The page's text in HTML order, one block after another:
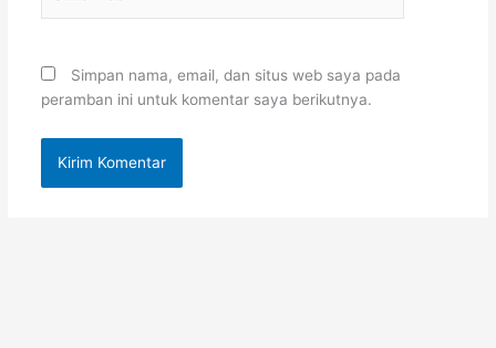
Web
Simpan nama, email, dan situs web saya pada
peramban ini untuk komentar saya berikutnya.